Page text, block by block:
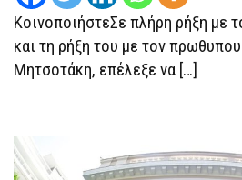
ΚοινοποιήστεΣε πλήρη ρήξη με
και τη ρήξη του με τον
Μητσοτάκη, επέλεξε να […]